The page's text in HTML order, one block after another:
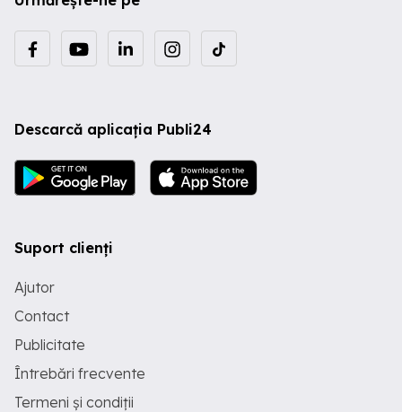
Descarcă aplicația Publi24
Suport clienți
Ajutor
Contact
Publicitate
Întrebări frecvente
Termeni și condiții